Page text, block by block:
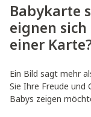
Babykarte
eignen
einer
Ein Bild sagt mehr
Sie Ihre Freude und
Babys zeigen